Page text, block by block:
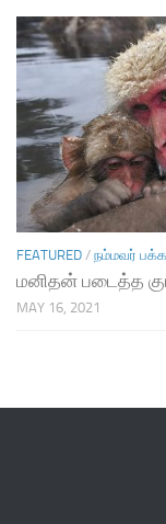
FEATURED / நம்மவர்
மனிதன் படைத்த
MAY 16, 2021